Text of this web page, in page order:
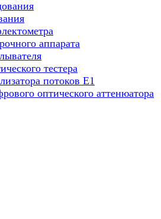
аппарата
тестера
потоков Е1
оптического аттенюатора